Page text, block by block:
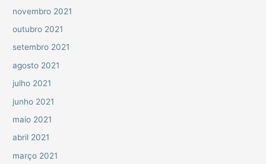
novembro 2021
outubro 2021
setembro 2021
agosto 2021
julho 2021
junho 2021
maio 2021
abril 2021
março 2021